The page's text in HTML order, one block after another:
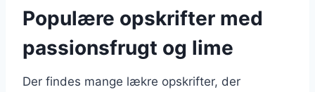
Populære opskrifter med
passionsfrugt og lime
Der findes mange lækre opskrifter, der